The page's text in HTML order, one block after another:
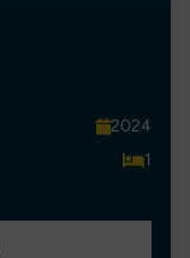
2024
1